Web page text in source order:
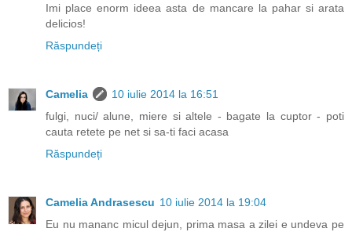
Imi place enorm ideea asta de mancare la pahar si arata
delicios!
Răspundeți
Camelia
10 iulie 2014 la 16:51
fulgi, nuci/ alune, miere si altele - bagate la cuptor - poti
cauta retete pe net si sa-ti faci acasa
Răspundeți
Camelia Andrasescu 10 iulie 2014 la 19:04
Eu nu mananc micul dejun, prima masa a zilei e undeva pe